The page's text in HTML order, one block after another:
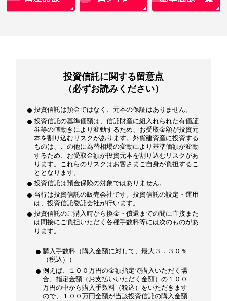
投資信託に関する留意点
（必ずお読みください）
投資信託は預金ではなく、元本の保証はありません。
投資信託の基準価額は、信託財産に組入れられた有価証
券等の値動きにより変動するため、お受取金額が投資元
本を割り込むリスクがあります。外貨建資産に投資する
ものは、この他に為替相場の変動により基準価額が変動
するため、お受取金額が投資元本を割り込むリスクがあ
ります。これらのリスクはお客さまご自身が負担するこ
ととなります。
投資信託は預金保険の対象ではありません。
当行は投資信託の販売会社です。投資信託の設定・運用
は、投資信託委託会社が行います。
投資信託のご購入時から換金・償還までの間に直接また
は間接にご負担いただく各種手数料等には次のものがあ
ります。
購入手数料（購入金額に対して、最大３．３０％
（税込））
例えば、１００万円の金額指定で購入いただく場
合、指定金額（お支払いいただく金額）の１００
万円の中から購入手数料（税込）をいただきます
ので、１００万円全額が当該投資信託の購入金額